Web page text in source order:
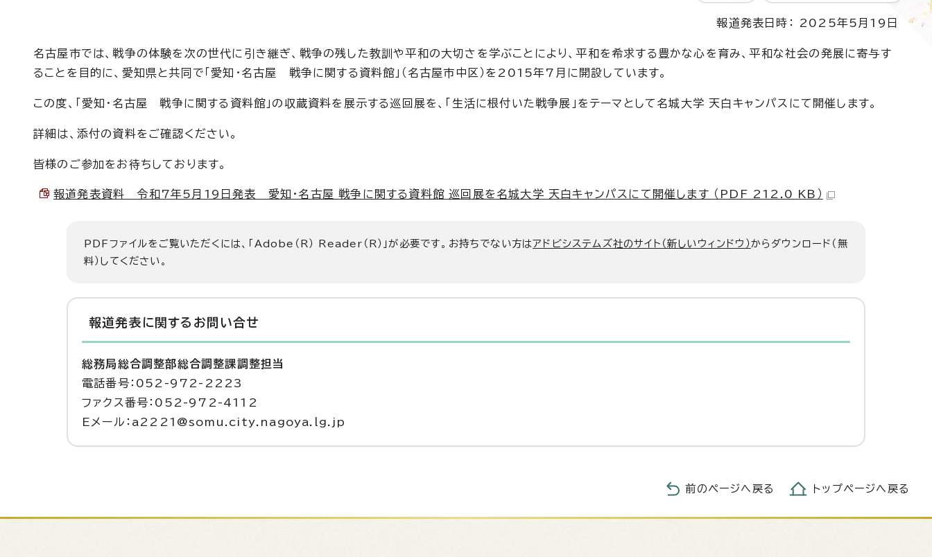
報道発表日時： 2025年5月19日
名古屋市では、戦争の体験を次の世代に引き継ぎ、戦争の残した教訓や平和の大切さを学ぶことにより、平和を希求する豊かな心を育み、平和な社会の発展に寄与す
ることを目的に、愛知県と共同で「愛知・名古屋 戦争に関する資料館」（名古屋市中区）を2015年7月に開設しています。
この度、「愛知・名古屋 戦争に関する資料館」の収蔵資料を展示する巡回展を、「生活に根付いた戦争展」をテーマとして名城大学 天白キャンパスにて開催します。
詳細は、添付の資料をご確認ください。
皆様のご参加をお待ちしております。
報道発表資料 令和7年5月19日発表 愛知・名古屋 戦争に関する資料館 巡回展を名城大学 天白キャンパスにて開催します （PDF 212.0 KB）
PDFファイルをご覧いただくには、「Adobe（R） Reader（R）」が必要です。お持ちでない方はアドビシステムズ社のサイト（新しいウィンドウ）からダウンロード（無
料）してください。
報道発表に関するお問い合せ
総務局総合調整部総合調整課調整担当
電話番号：052-972-2223
ファクス番号：052-972-4112
Eメール：a2221@somu.city.nagoya.lg.jp
前のページへ戻る トップページへ戻る